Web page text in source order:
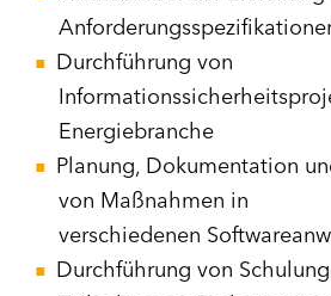
Durchführung von
Energiebranche
Planung, Dokumentation
von Maßnahmen in
verschiedenen
Durchführung von